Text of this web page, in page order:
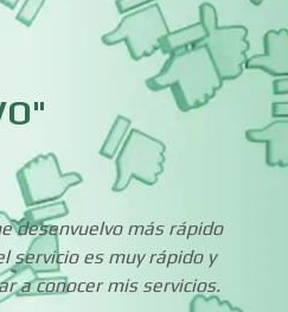
Cámaras de
Capacitación
Centros
desenvuelvo más rápido
servicio es muy rápido y
a conocer mis servicios.